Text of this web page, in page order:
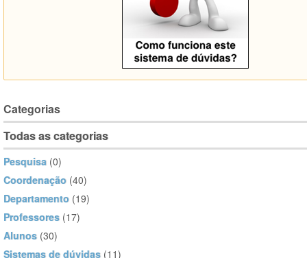
Categorias
Todas as categorias
Pesquisa (0)
Coordenação (40)
Departamento (19)
Professores (17)
Alunos (30)
Sistemas de dúvidas (11)